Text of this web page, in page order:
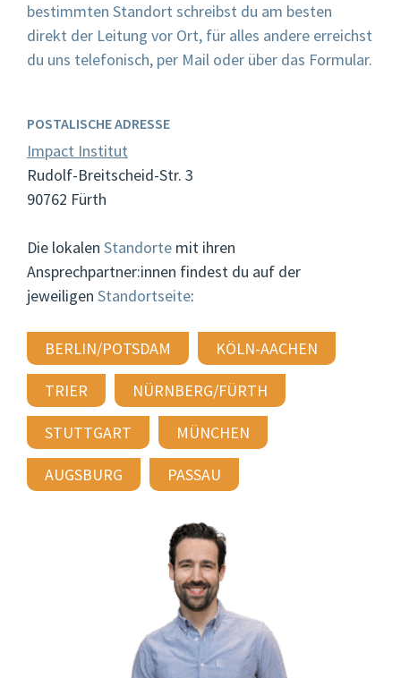
bestimmten Standort schreibst du am besten
direkt der Leitung vor Ort, für alles andere erreichst
du uns telefonisch, per Mail oder über das Formular.
POSTALISCHE ADRESSE
Impact Institut
Rudolf-Breitscheid-Str. 3
90762 Fürth
Die lokalen Standorte mit ihren
Ansprechpartner:innen findest du auf der
jeweiligen Standortseite:
BERLIN/POTSDAM KÖLN-AACHEN
TRIER NÜRNBERG/FÜRTH
STUTTGART MÜNCHEN
AUGSBURG PASSAU